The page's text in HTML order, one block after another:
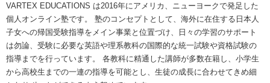
VARTEX EDUCATIONS は2016年にアメリカ、ニューヨークで発足した
個人オンライン塾です。 塾のコンセプトとして、海外に在住する日本人
子女への帰国受験指導をメイン事業と位置づけ、日々の学習のサポート
は勿論、受験に必要な英語や理系教科の国際的な統一試験や資格試験の
指導までを行っています。 各教科に精通した講師が多数在籍し、小学生
から高校生までの一連の指導を可能とし、生徒の成長に合わせてきめ細